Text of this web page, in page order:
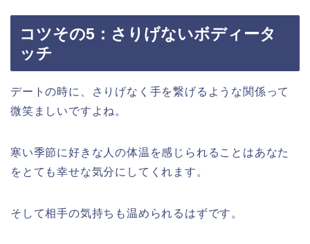
コツその5：さりげないボディータ
ッチ
デートの時に、さりげなく手を繋げるような関係って
微笑ましいですよね。
寒い季節に好きな人の体温を感じられることはあなた
をとても幸せな気分にしてくれます。
そして相手の気持ちも温められるはずです。